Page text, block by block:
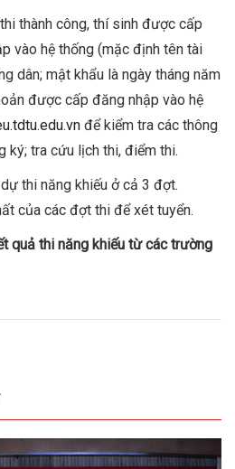
thành công, thí sinh được cấp
vào hệ thống (mặc định tên tài
dân; mật khẩu là ngày tháng năm
được cấp đăng nhập vào hệ
để kiểm tra các thông
ký; tra cứu lịch thi, điểm thi.
thi năng khiếu ở cả 3 đợt.
của các đợt thi để xét tuyển.
quả thi năng khiếu từ các trường